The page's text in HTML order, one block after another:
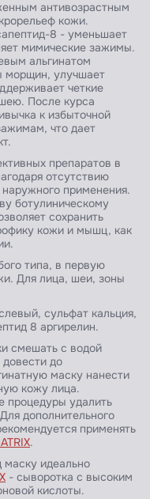
антивозрастным
кожи.
8 - уменьшает
мимические зажимы.
альгинатом
морщин, улучшает
четкие
После курса
к избыточной
что дает
препаратов в
отсутствию
применения.
ботулиническому
сохранить
кожи и мышц, как
типа, в первую
Для лица, шеи, зоны
сульфат кальция,
8 аргирелин.
смешать с водой
до
маску нанести
кожу лица.
процедуры удалить
дополнительного
применять
.
маску идеально
- сыворотка с высоким
кислоты.